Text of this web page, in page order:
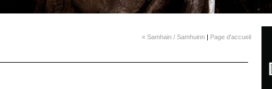
« Samhain / Samhuinn| Page d'accueil